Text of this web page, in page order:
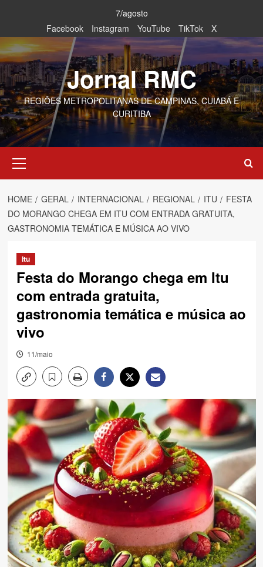
content
7/agosto
Facebook
Instagram YouTube TikTok X
Jornal RMC
REGIÕES METROPOLITANAS DE CAMPINAS, CUIABÁ E
CURITIBA
Menu
HOME GERAL INTERNACIONAL REGIONAL ITU
FESTA
DO MORANGO CHEGA EM ITU COM ENTRADA GRATUITA,
GASTRONOMIA TEMÁTICA E MÚSICA AO VIVO
Itu
Festa do Morango chega em Itu
com entrada gratuita,
gastronomia temática e música ao
vivo
11/maio